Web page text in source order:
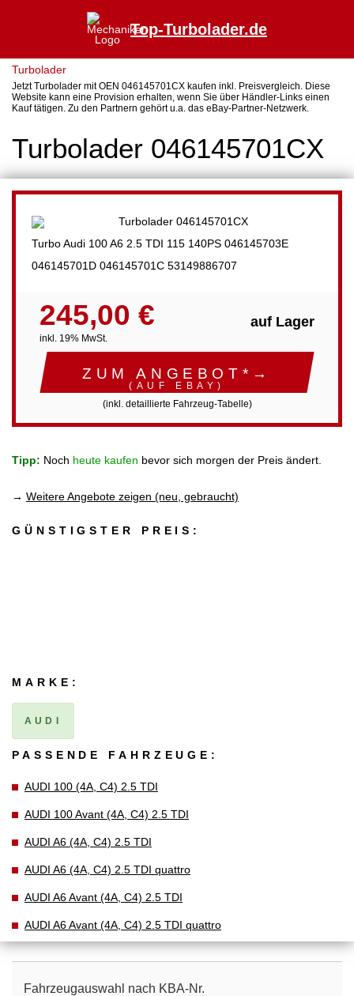
Top-Turbolader.de
Turbolader
Jetzt Turbolader mit OEN 046145701CX kaufen inkl. Preisvergleich. Diese
Website kann eine Provision erhalten, wenn Sie über Händler-Links einen
Kauf tätigen. Zu den Partnern gehört u.a. das eBay-Partner-Netzwerk.
Turbolader 046145701CX
Turbo Audi 100 A6 2.5 TDI 115 140PS 046145703E
046145701D 046145701C 53149886707
245,00 €
inkl. 19% MwSt.
auf Lager
ZUM ANGEBOT*→
(AUF EBAY)
(inkl. detaillierte Fahrzeug-Tabelle)
Tipp: Noch heute kaufen bevor sich morgen der Preis ändert.
→ Weitere Angebote zeigen (neu, gebraucht)
GÜNSTIGSTER PREIS:
MARKE:
AUDI
PASSENDE FAHRZEUGE:
AUDI 100 (4A, C4) 2.5 TDI
AUDI 100 Avant (4A, C4) 2.5 TDI
AUDI A6 (4A, C4) 2.5 TDI
AUDI A6 (4A, C4) 2.5 TDI quattro
AUDI A6 Avant (4A, C4) 2.5 TDI
AUDI A6 Avant (4A, C4) 2.5 TDI quattro
Fahrzeugauswahl nach KBA-Nr.